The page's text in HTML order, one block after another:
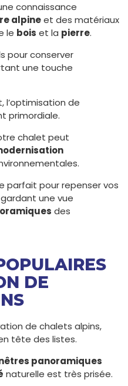
connaissance
alpineet des matériaux
le bois et la pierre.
pour conserver
une touche
l’optimisation de
primordiale.
chalet peut
parfait pour repenser vos
une vue
des
DE
de chalets alpins,
tête des listes.
panoramiques
naturelle est très prisée.